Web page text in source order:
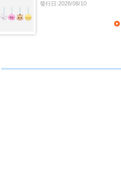
發行日:2026/08/10